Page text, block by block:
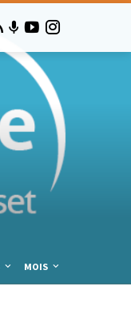
MOIS